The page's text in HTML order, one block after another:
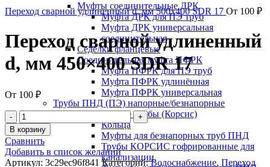
Муфты соединительные ДРК
Муфта ДРК для ПЭ труб
Муфта ДРК универсальная
соединительная
Седелки фланцевые
Соединительная муфта ПФРК
Муфта ПФРК для ПЭ труб
Муфта ПФРК удлинённая
Муфта ПФРК универсальная
Трубы ПНД (ПЭ) напорные/безнапорные
Безнапорные трубы (Корсис)
Кольца
Муфты для безнапорных труб ПНД
Трубы КОРСИС гофрированные для
канализации
Переход сварной удлиненный d, мм 500x400 SDR 17 От 100 ₽
Переход сварной удлиненный
d, мм 450×400 SDR 17
От 100 ₽
В корзину
Сравнить
Добавить в список желаний
Артикул: 3c29ec96f841Категорий: Водоснабжение, Переход